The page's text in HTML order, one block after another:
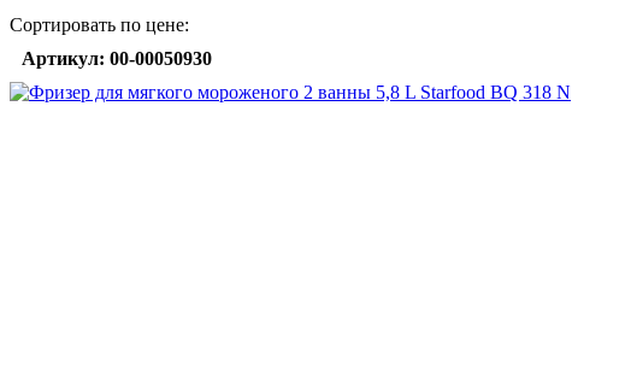
Сортировать по цене:
Артикул: 00-00050930